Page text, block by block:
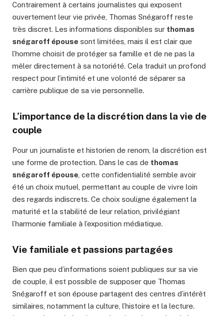
Contrairement à certains journalistes qui exposent
ouvertement leur vie privée, Thomas Snégaroff reste
très discret. Les informations disponibles sur thomas
snégaroff épouse sont limitées, mais il est clair que
l’homme choisit de protéger sa famille et de ne pas la
mêler directement à sa notoriété. Cela traduit un profond
respect pour l’intimité et une volonté de séparer sa
carrière publique de sa vie personnelle.
L’importance de la discrétion dans la vie de
couple
Pour un journaliste et historien de renom, la discrétion est
une forme de protection. Dans le cas de thomas
snégaroff épouse , cette confidentialité semble avoir
été un choix mutuel, permettant au couple de vivre loin
des regards indiscrets. Ce choix souligne également la
maturité et la stabilité de leur relation, privilégiant
l’harmonie familiale à l’exposition médiatique.
Vie familiale et passions partagées
Bien que peu d’informations soient publiques sur sa vie
de couple, il est possible de supposer que Thomas
Snégaroff et son épouse partagent des centres d’intérêt
similaires, notamment la culture, l’histoire et la lecture.